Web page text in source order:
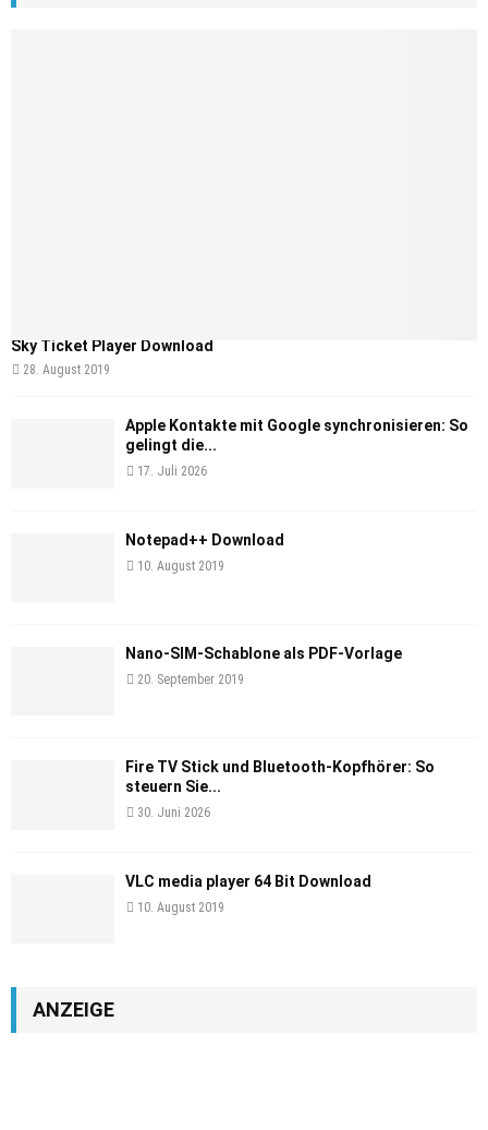
Sky Ticket Player Download
28. August 2019
Apple Kontakte mit Google synchronisieren: So
gelingt die...
17. Juli 2026
Notepad++ Download
10. August 2019
Nano-SIM-Schablone als PDF-Vorlage
20. September 2019
Fire TV Stick und Bluetooth-Kopfhörer: So
steuern Sie...
30. Juni 2026
VLC media player 64 Bit Download
10. August 2019
ANZEIGE